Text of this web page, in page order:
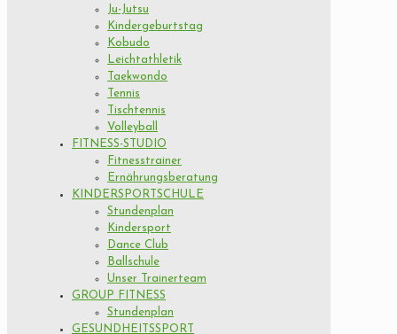
Ju-Jutsu
Kindergeburtstag
Kobudo
Leichtathletik
Taekwondo
Tennis
Tischtennis
Volleyball
FITNESS-STUDIO
Fitnesstrainer
Ernährungsberatung
KINDERSPORTSCHULE
Stundenplan
Kindersport
Dance Club
Ballschule
Unser Trainerteam
GROUP FITNESS
Stundenplan
GESUNDHEITSSPORT